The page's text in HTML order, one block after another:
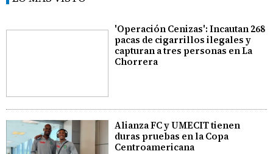
'Operación Cenizas': Incautan 268
pacas de cigarrillos ilegales y
capturan a tres personas en La
Chorrera
Alianza FC y UMECIT tienen
duras pruebas en la Copa
Centroamericana